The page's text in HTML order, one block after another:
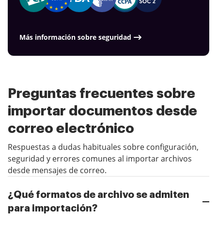
Más información sobre seguridad
Preguntas frecuentes sobre
importar documentos desde
correo electrónico
Respuestas a dudas habituales sobre configuración,
seguridad y errores comunes al importar archivos
desde mensajes de correo.
¿Qué formatos de archivo se admiten
para importación?